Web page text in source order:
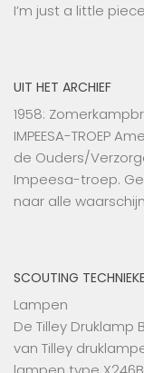
I’m just a little
UIT HET ARCHIEF
1958:
IMPEESA-TROEP
de Ouders/
Impeesa-troep.
naar alle
SCOUTING
Lampen
De Tilley
van Tilley